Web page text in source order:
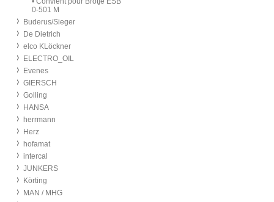
0-501 M
Buderus/Sieger
De Dietrich
elco KLöckner
ELECTRO_OIL
Evenes
GIERSCH
Golling
HANSA
herrmann
Herz
hofamat
intercal
JUNKERS
Körting
MAN / MHG